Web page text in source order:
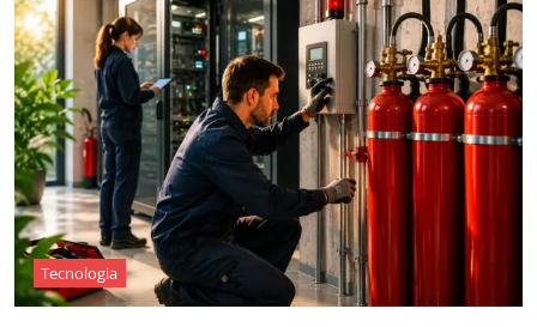
Tecnologia